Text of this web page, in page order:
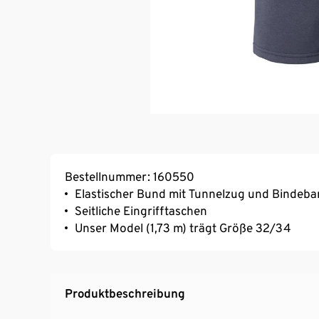
Bestellnummer: 160550
Elastischer Bund mit Tunnelzug und
Seitliche Eingrifftaschen
Unser Model (1,73 m) trägt Größe 32/34
Produktbeschreibung